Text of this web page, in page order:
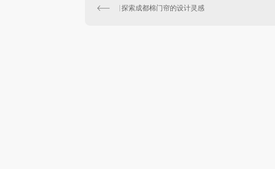
探索成都棉门帘的设计灵感